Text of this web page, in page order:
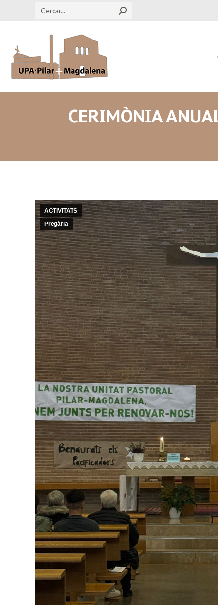
Search:
CERIMÒNIA
ACTIVITATS
Pregària